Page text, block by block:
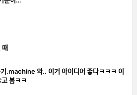
때
뽑기.machine 와.. 이거 아이디어 좋다ㅋㅋㅋ 이
봄ㅋㅋ